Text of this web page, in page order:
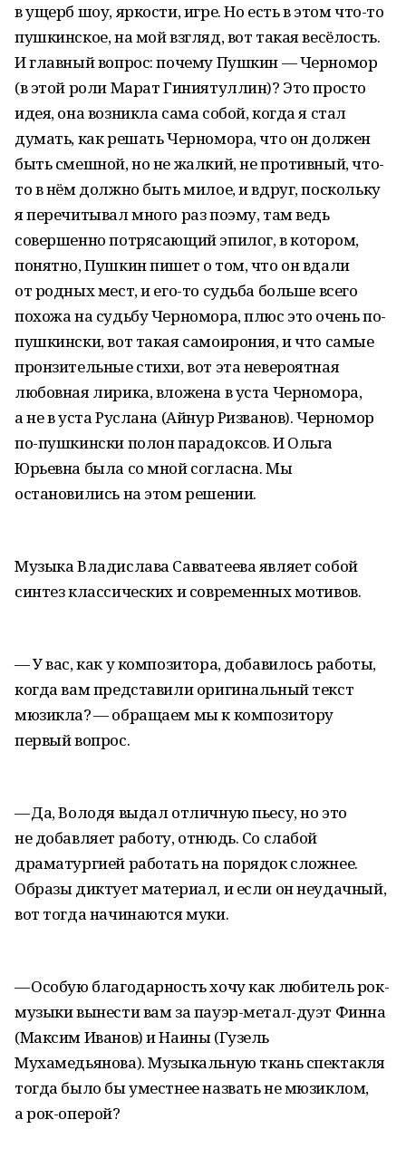
в ущерб шоу, яркости, игре. Но есть в этом что-то
пушкинское, на мой взгляд, вот такая весёлость.
И главный вопрос: почему Пушкин — Черномор
(в этой роли Марат Гиниятуллин)? Это просто
идея, она возникла сама собой, когда я стал
думать, как решать Черномора, что он должен
быть смешной, но не жалкий, не противный, что-
то в нём должно быть милое, и вдруг, поскольку
я перечитывал много раз поэму, там ведь
совершенно потрясающий эпилог, в котором,
понятно, Пушкин пишет о том, что он вдали
от родных мест, и его-то судьба больше всего
похожа на судьбу Черномора, плюс это очень по-
пушкински, вот такая самоирония, и что самые
пронзительные стихи, вот эта невероятная
любовная лирика, вложена в уста Черномора,
а не в уста Руслана (Айнур Ризванов). Черномор
по-пушкински полон парадоксов. И Ольга
Юрьевна была со мной согласна. Мы
остановились на этом решении.
Музыка Владислава Савватеева являет собой
синтез классических и современных мотивов.
— У вас, как у композитора, добавилось работы,
когда вам представили оригинальный текст
мюзикла? — обращаем мы к композитору
первый вопрос.
— Да, Володя выдал отличную пьесу, но это
не добавляет работу, отнюдь. Со слабой
драматургией работать на порядок сложнее.
Образы диктует материал, и если он неудачный,
вот тогда начинаются муки.
— Особую благодарность хочу как любитель рок-
музыки вынести вам за пауэр-метал-дуэт Финна
(Максим Иванов) и Наины (Гузель
Мухамедьянова). Музыкальную ткань спектакля
тогда было бы уместнее назвать не мюзиклом,
а рок-оперой?